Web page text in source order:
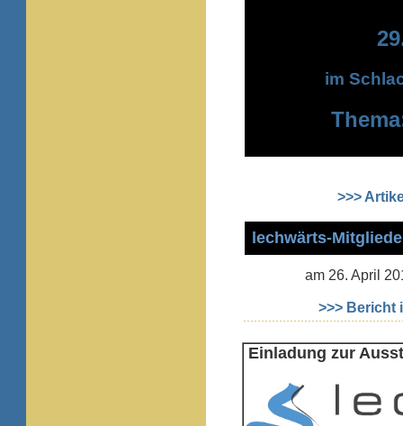
im
>>>
lechwärts-
am 26. April
>>> Bericht
Einladung zur